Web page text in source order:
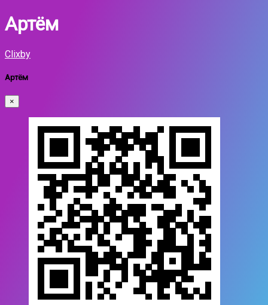
Артём
Clixby
Артём
×